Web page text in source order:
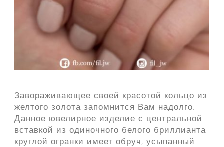
Завораживающее своей красотой кольцо из
желтого золота запомнится Вам надолго.
Данное ювелирное изделие с центральной
вставкой из одиночного белого бриллианта
круглой огранки имеет обруч, усыпанный